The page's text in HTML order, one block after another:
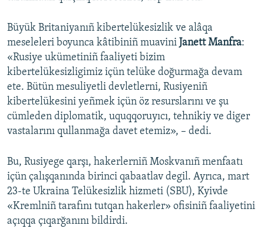
Büyük Britaniyanıñ kibertelükesizlik ve alâqa
meseleleri boyunca kâtibiniñ muavini Janett Manfra:
«Rusiye ukümetiniñ faaliyeti bizim
kibertelükesizligimiz içün telüke doğurmağa devam
ete. Bütün mesuliyetli devletlerni, Rusiyeniñ
kibertelükesini yeñmek içün öz resurslarını ve şu
cümleden diplomatik, uquqqoruyıcı, tehnikiy ve diger
vastalarını qullanmağa davet etemiz», – dedi.
Bu, Rusiyege qarşı, hakerlerniñ Moskvanıñ menfaatı
içün çalışqanında birinci qabaatlav degil. Ayrıca, mart
23-te Ukraina Telükesizlik hizmeti (SBU), Kyivde
«Kremlniñ tarafını tutqan hakerler» ofisiniñ faaliyetini
açıqqa çıqarğanını bildirdi.